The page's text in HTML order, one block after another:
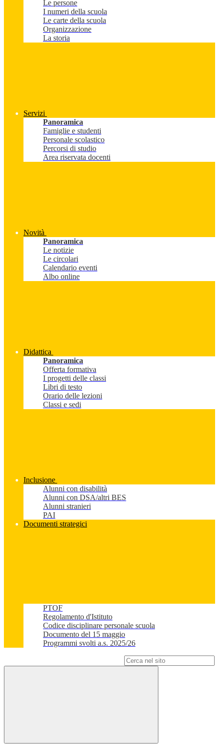
Le persone
I numeri della scuola
Le carte della scuola
Organizzazione
La storia
Servizi
Panoramica
Famiglie e studenti
Personale scolastico
Percorsi di studio
Area riservata docenti
Novità
Panoramica
Le notizie
Le circolari
Calendario eventi
Albo online
Didattica
Panoramica
Offerta formativa
I progetti delle classi
Libri di testo
Orario delle lezioni
Classi e sedi
Inclusione
Alunni con disabilità
Alunni con DSA/altri BES
Alunni stranieri
PAI
Documenti strategici
PTOF
Regolamento d'Istituto
Codice disciplinare personale scuola
Documento del 15 maggio
Programmi svolti a.s. 2025/26